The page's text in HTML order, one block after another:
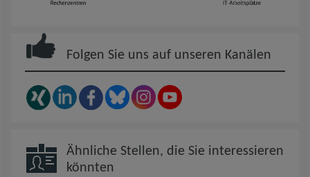
Folgen Sie uns auf unseren Kanälen
Ähnliche Stellen, die Sie interessieren
könnten